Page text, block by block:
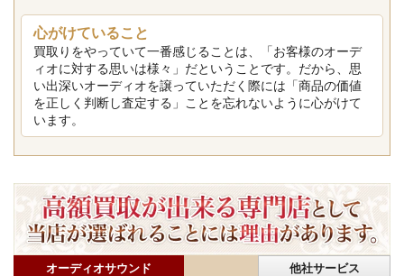
心がけていること
買取りをやっていて一番感じることは、「お客様のオーデ
ィオに対する思いは様々」だということです。だから、思
い出深いオーディオを譲っていただく際には「商品の価値
を正しく判断し査定する」ことを忘れないように心がけて
います。
オーディオサウンド 他社サービス